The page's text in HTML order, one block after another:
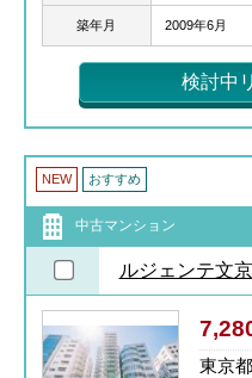
築年月 2009年6月
検討中
NEW おすすめ
中古マンション
ルジェンテ文
東京